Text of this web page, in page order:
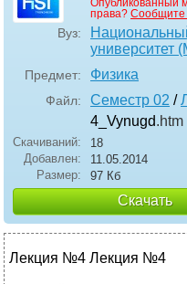
Опубликованный
права? Сообщите
Вуз:
университет
Предмет: Физика
Файл: Семестр 02 /
4_Vynugd.htm
Скачиваний:
18
Добавлен:
11.05.2014
Размер:
97 Кб
Скачать
Лекция №4 Лекция №4